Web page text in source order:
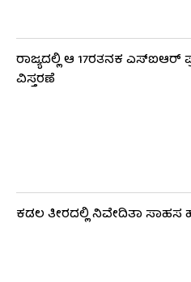
ರಾಜ್ಯದಲ್ಲಿ ಆ 17ರತನಕ ಎಸ್‌ಐಆರ್
ವಿಸ್ತರಣೆ
ಕಡಲ ತೀರದಲ್ಲಿ ನಿವೇದಿತಾ